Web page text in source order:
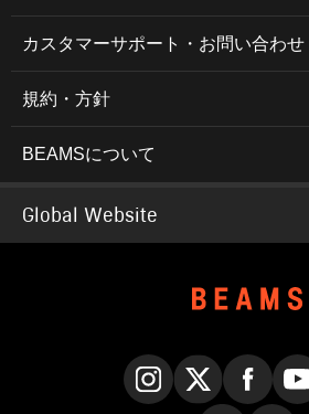
カスタマーサポート・お問い合わせ
規約・方針
BEAMSについて
Global Website